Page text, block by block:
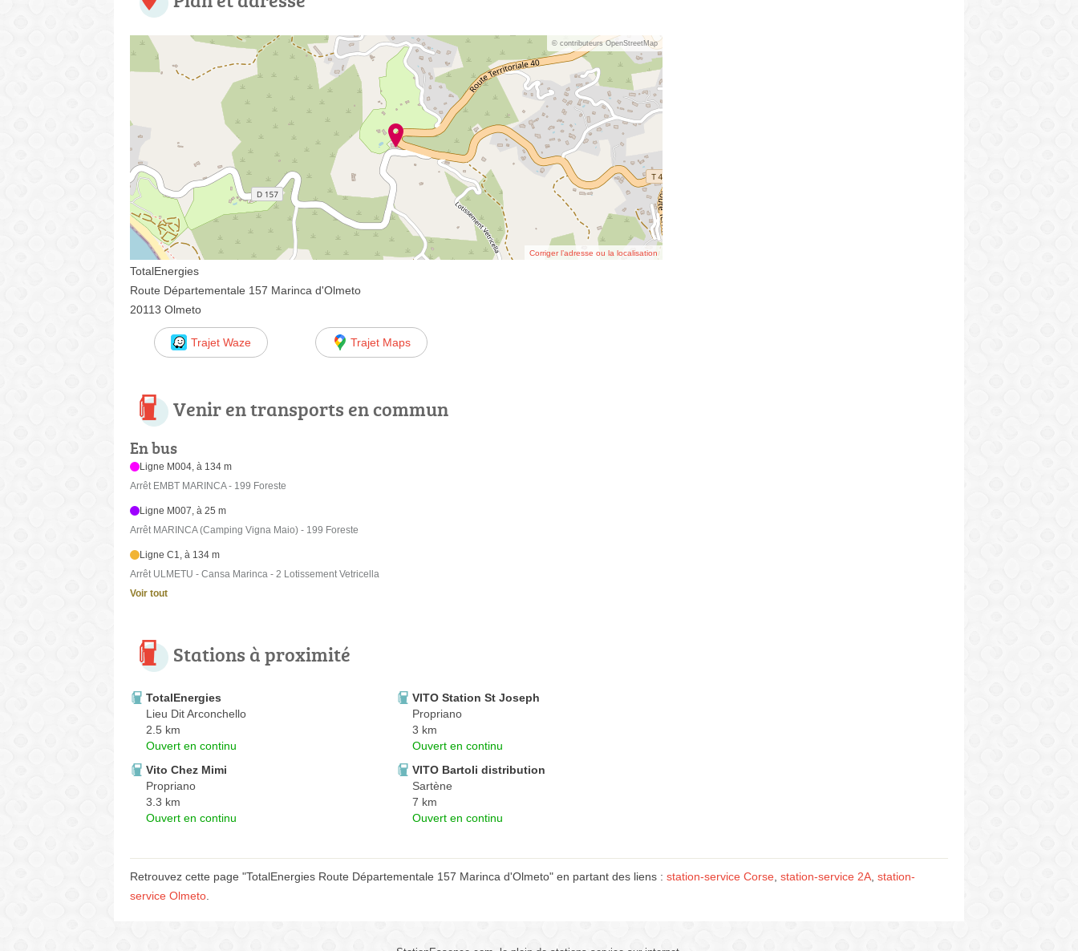
© contributeurs OpenStreetMap
Corriger l’adresse ou la localisation
TotalEnergies
Route Départementale 157 Marinca d'Olmeto
20113 Olmeto
Trajet Waze Trajet Maps
Venir en transports en commun
En bus
Ligne M004, à 134 m
Arrêt EMBT MARINCA - 199 Foreste
Ligne M007, à 25 m
Arrêt MARINCA (Camping Vigna Maio) - 199 Foreste
Ligne C1, à 134 m
Arrêt ULMETU - Cansa Marinca - 2 Lotissement Vetricella
Voir tout
Stations à proximité
TotalEnergies
Lieu Dit Arconchello
2.5 km
Ouvert en continu
VITO Station St Joseph
Propriano
3 km
Ouvert en continu
Vito Chez Mimi
Propriano
3.3 km
Ouvert en continu
VITO Bartoli distribution
Sartène
7 km
Ouvert en continu
Retrouvez cette page "TotalEnergies Route Départementale 157 Marinca d'Olmeto" en partant des liens : station-service Corse, station-service 2A, station-
service Olmeto.